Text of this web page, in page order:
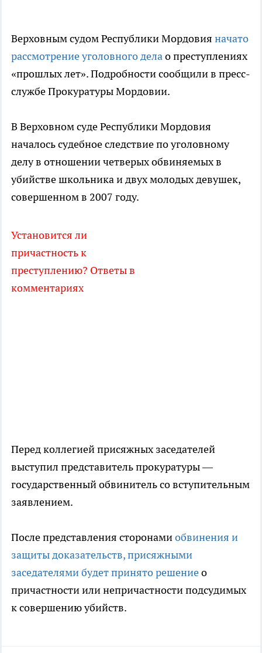
Верховным судом Республики Мордовия начато
рассмотрение уголовного делао преступлениях
«прошлых лет». Подробности сообщили в пресс-
службе Прокуратуры Мордовии.
В Верховном суде Республики Мордовия
началось судебное следствие по уголовному
делу в отношении четверых обвиняемых в
убийстве школьника и двух молодых девушек,
совершенном в 2007 году.
Установится ли
причастность к
преступлению? Ответы в
комментариях
Перед коллегией присяжных заседателей
выступил представитель прокуратуры —
государственный обвинитель со вступительным
заявлением.
После представления сторонамиобвинения и
защиты доказательств, присяжными
заседателями будет принято решениео
причастности или непричастности подсудимых
к совершению убийств.